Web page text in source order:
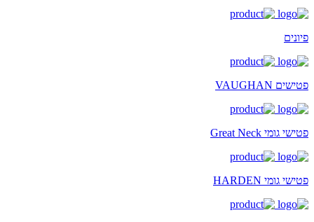
פיונים
פטישים VAUGHAN
פטישי גומי Great Neck
פטישי גומי HARDEN